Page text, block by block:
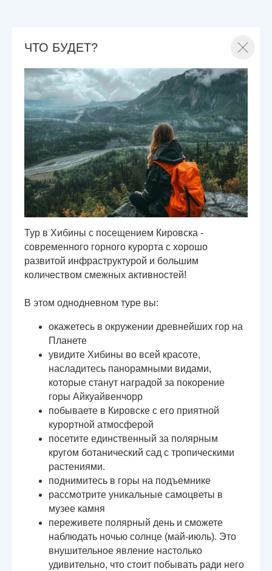
ЧТО БУДЕТ?
Тур в Хибины с посещением Кировска -
современного горного курорта с хорошо
развитой инфраструктурой и большим
количеством смежных активностей!
В этом однодневном туре вы:
окажетесь в окружении древнейших гор на
Планете
увидите Хибины во всей красоте,
насладитесь панорамными видами,
которые станут наградой за покорение
горы Айкуайвенчорр
побываете в Кировске с его приятной
курортной атмосферой
посетите единственный за полярным
кругом ботанический сад с тропическими
растениями.
поднимитесь в горы на подъемнике
рассмотрите уникальные самоцветы в
музее камня
переживете полярный день и сможете
наблюдать ночью солнце (май-июль). Это
внушительное явление настолько
удивительно, что стоит побывать ради него